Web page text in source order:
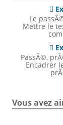

Le
Mettre le

PassÃ©,
Encadrer
Vous avez